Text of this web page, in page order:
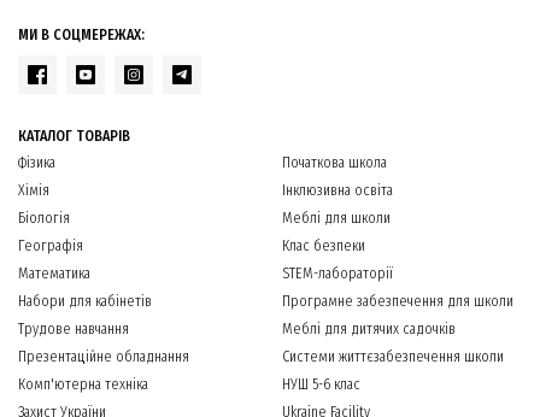
МИ В СОЦМЕРЕЖАХ:
КАТАЛОГ ТОВАРІВ
Фізика
Хімія
Біологія
Географія
Математика
Набори для кабінетів
Трудове навчання
Презентаційне обладнання
Комп'ютерна техніка
Захист України
Початкова школа
Інклюзивна освіта
Меблі для школи
Клас безпеки
STEM-лабораторії
Програмне забезпечення для школи
Меблі для дитячих садочків
Системи життєзабезпечення школи
НУШ 5-6 клас
Ukraine Facility